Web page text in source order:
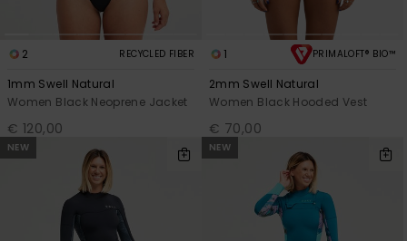
2 RECYCLED FIBER
1mm Swell Natural
Women Black Neoprene Jacket
€ 120,00
1 PRIMALOFT® BIO™
2mm Swell Natural
Women Black Hooded Vest
€ 70,00
NEW NEW